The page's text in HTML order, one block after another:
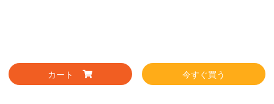
カート 今すぐ買う